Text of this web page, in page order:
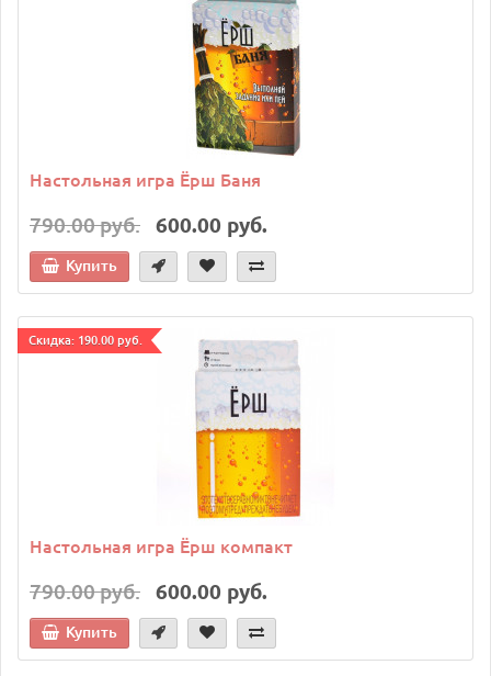
Настольная игра Ёрш Баня
790.00 руб. 600.00 руб.
Купить
Cкидка: 190.00 руб.
Настольная игра Ёрш компакт
790.00 руб. 600.00 руб.
Купить